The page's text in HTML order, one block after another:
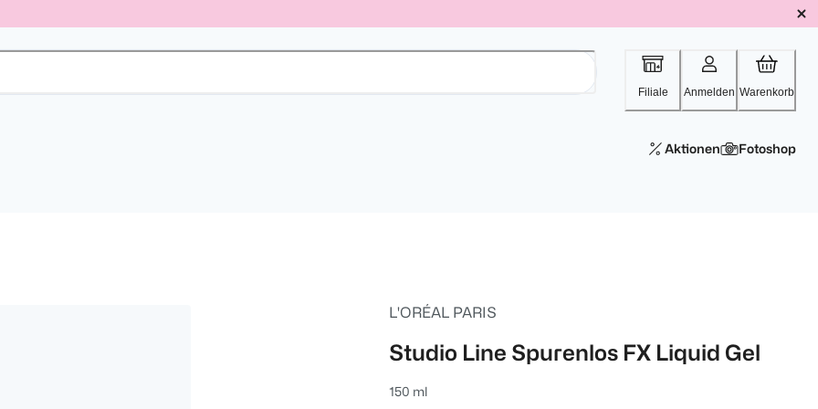
Filiale Anmelden Warenkorb
Aktionen Fotoshop
L'ORÉAL PARIS
Studio Line Spurenlos FX Liquid Gel
150 ml